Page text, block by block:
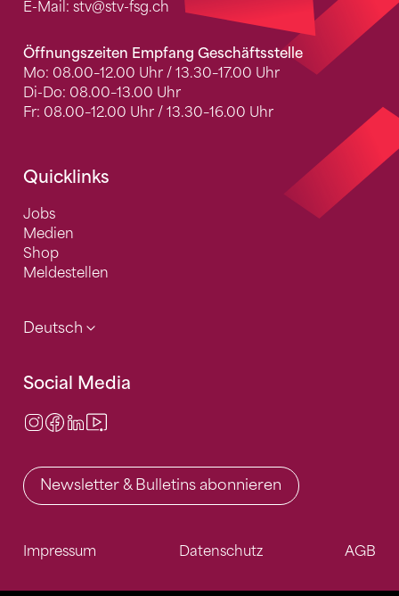
E-Mail: stv@stv-fsg.ch
Öffnungszeiten Empfang Geschäftsstelle
Mo: 08.00–12.00 Uhr / 13.30–17.00 Uhr
Di-Do: 08.00–13.00 Uhr
Fr: 08.00–12.00 Uhr / 13.30–16.00 Uhr
Quicklinks
Jobs
Medien
Shop
Meldestellen
Deutsch
Social Media
Instagram
Facebook
LinkedIn
Newsletter & Bulletins abonnieren
Impressum Datenschutz AGB